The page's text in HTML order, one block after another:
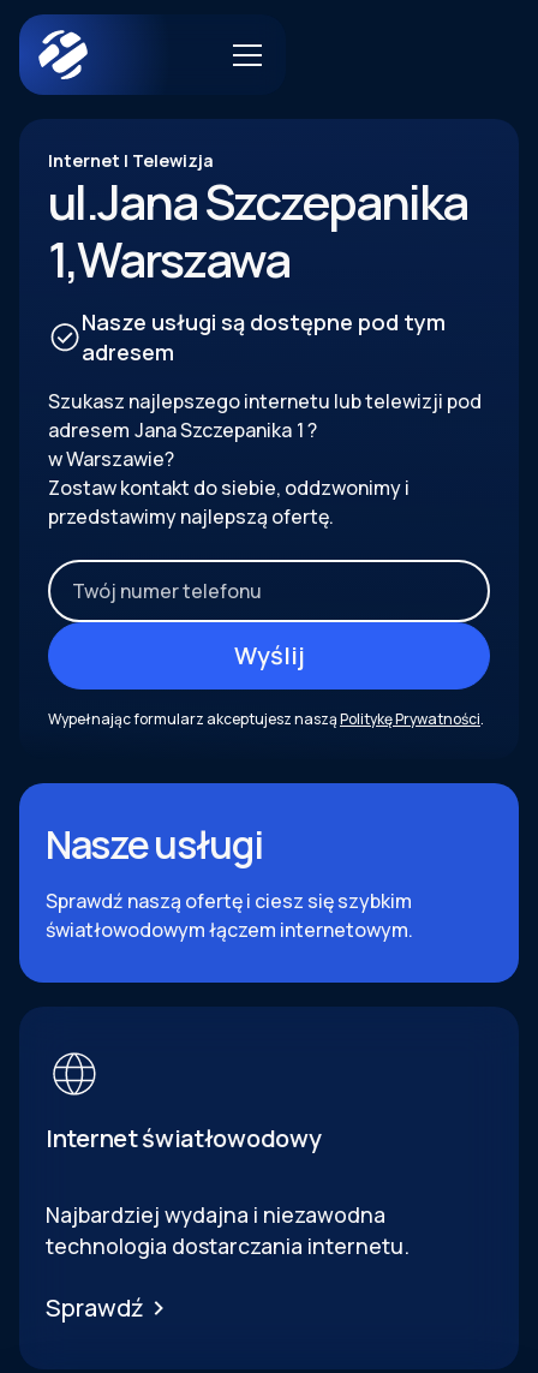
Internet | Telewizja
ul.Jana Szczepanika
1,Warszawa
Nasze usługi są dostępne pod tym
adresem
Szukasz najlepszego internetu lub telewizji pod
adresem Jana Szczepanika 1?
w Warszawie?
Zostaw kontakt do siebie, oddzwonimy i
przedstawimy najlepszą ofertę.
Wypełnając formularz akceptujesz nasząPolitykę Prywatności.
Nasze usługi
Sprawdź naszą ofertę i ciesz się szybkim
światłowodowym łączem internetowym.
Internet światłowodowy
Najbardziej wydajna i niezawodna
technologia dostarczania internetu.
Sprawdź